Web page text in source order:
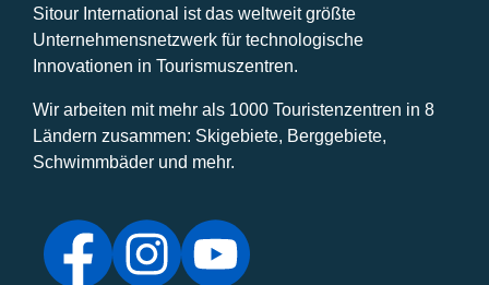
Sitour International ist das weltweit größte
Unternehmensnetzwerk für technologische
Innovationen in Tourismuszentren.
Wir arbeiten mit mehr als 1000 Touristenzentren in 8
Ländern zusammen: Skigebiete, Berggebiete,
Schwimmbäder und mehr.